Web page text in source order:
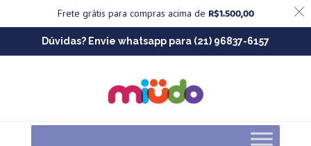
Frete grátis para compras acima de R$1.500,00
Dúvidas? Envie whatsapp para (21) 96837-6157